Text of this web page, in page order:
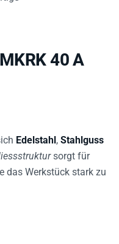
40 A
Edelstahl, Stahlguss
sorgt für
das Werkstück stark zu